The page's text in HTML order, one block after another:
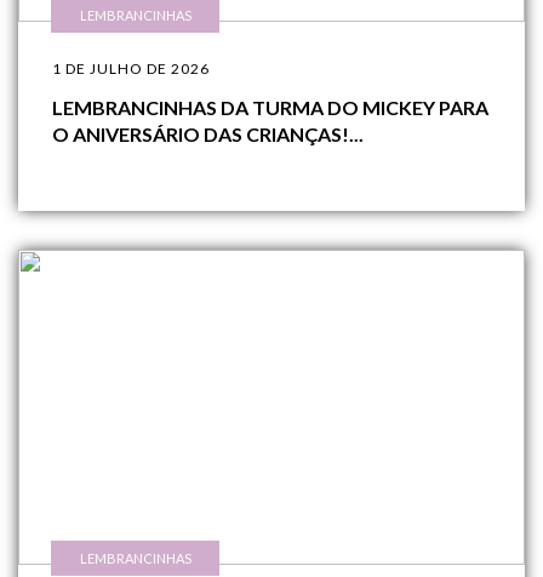
LEMBRANCINHAS
1 DE JULHO DE 2026
LEMBRANCINHAS DA TURMA DO MICKEY PARA
O ANIVERSÁRIO DAS CRIANÇAS!...
LEMBRANCINHAS